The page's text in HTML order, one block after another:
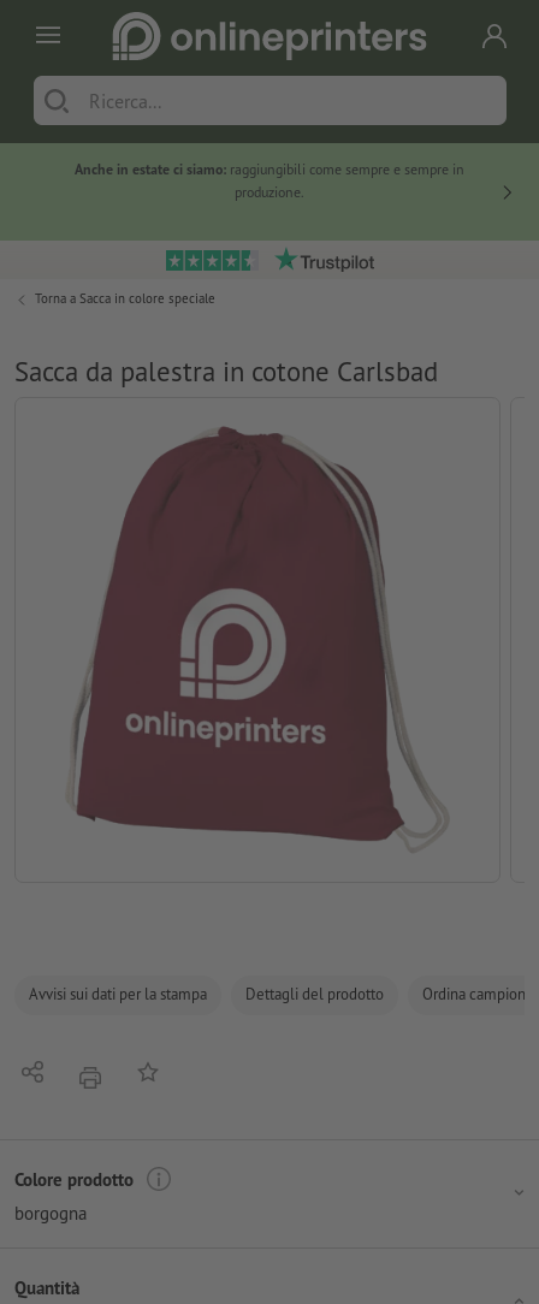
Anche in estate ci siamo: raggiungibili come sempre e sempre in
produzione.
Torna a Sacca in colore speciale
Sacca da palestra in cotone Carlsbad
Avvisi sui dati per la stampa Dettagli del prodotto Ordina campione
Condividistamparealla lista preferiti
Colore prodotto
borgogna
Quantità